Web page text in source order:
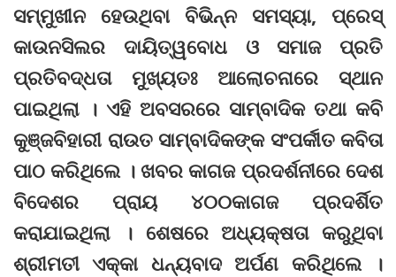
ସମ୍ମୁଖୀନ ହେଉଥିବା ବିଭିନ୍ନ ସମସ୍ୟା, ପ୍ରେସ୍
କାଉନସିଲର ଦାୟିତ୍ୱବୋଧ ଓ ସମାଜ ପ୍ରତି
ପ୍ରତିବଦ୍ଧତା ମୁଖ୍ୟତଃ ଆଲୋଚନାରେ ସ୍ଥାନ
ପାଇଥିଲା । ଏହି ଅବସରରେ ସାମ୍ବାଦିକ ତଥା କବି
କୁଞ୍ଜବିହାରୀ ରାଉତ ସାମ୍ବାଦିକଙ୍କ ସଂପର୍କୀତ କବିତା
ପାଠ କରିଥିଲେ । ଖବର କାଗଜ ପ୍ରଦର୍ଶନୀରେ ଦେଶ
ବିଦେଶର ପ୍ରାୟ ୪୦୦କାଗଜ ପ୍ରଦର୍ଶିତ
କରାଯାଇଥିଲା । ଶେଷରେ ଅଧ୍ୟକ୍ଷତା କରୁଥିବା
ଶ୍ରୀମତୀ ଏକ୍କା ଧନ୍ୟବାଦ ଅର୍ପଣ କରିଥିଲେ ।